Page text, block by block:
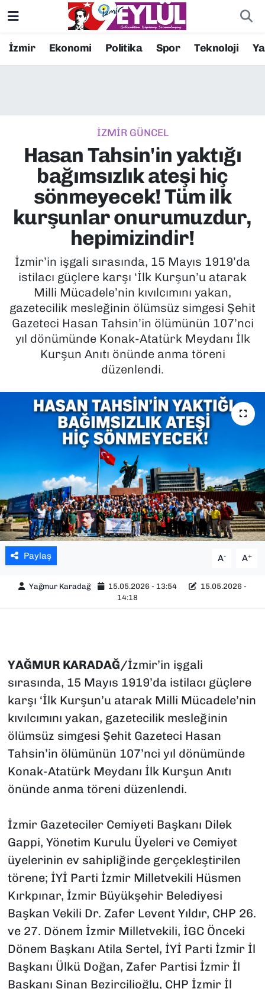
İzmir Ekonomi Politika Spor Teknoloji
İZMİR GÜNCEL
Hasan Tahsin'in yaktığı
bağımsızlık ateşi hiç
sönmeyecek! Tüm ilk
kurşunlar onurumuzdur,
hepimizindir!
İzmir’in işgali sırasında, 15 Mayıs 1919’da
istilacı güçlere karşı ‘İlk Kurşun’u atarak
Milli Mücadele’nin kıvılcımını yakan,
gazetecilik mesleğinin ölümsüz simgesi Şehit
Gazeteci Hasan Tahsin’in ölümünün 107’nci
yıl dönümünde Konak-Atatürk Meydanı İlk
Kurşun Anıtı önünde anma töreni
düzenlendi.
Paylaş A- A+
Yağmur Karadağ 15.05.2026 - 13:54
15.05.2026 -
14:18
YAĞMUR KARADAĞ/İzmir’in işgali
sırasında, 15 Mayıs 1919’da istilacı güçlere
karşı ‘İlk Kurşun’u atarak Milli Mücadele’nin
kıvılcımını yakan, gazetecilik mesleğinin
ölümsüz simgesi Şehit Gazeteci Hasan
Tahsin’in ölümünün 107’nci yıl dönümünde
Konak-Atatürk Meydanı İlk Kurşun Anıtı
önünde anma töreni düzenlendi.
İzmir Gazeteciler Cemiyeti Başkanı Dilek
Gappi, Yönetim Kurulu Üyeleri ve Cemiyet
üyelerinin ev sahipliğinde gerçekleştirilen
törene; İYİ Parti İzmir Milletvekili Hüsmen
Kırkpınar, İzmir Büyükşehir Belediyesi
Başkan Vekili Dr. Zafer Levent Yıldır, CHP 26.
ve 27. Dönem İzmir Milletvekili, İGC Önceki
Dönem Başkanı Atila Sertel, İYİ Parti İzmir İl
Başkanı Ülkü Doğan, Zafer Partisi İzmir İl
Başkanı Sinan Bezircilioğlu, CHP İzmir İl
Resmi İlanlar
EKONOMİ
KÜLTÜR SANAT
MAGAZİN
POLİTİKA
SAĞLIK
SPOR
TEKNOLOJİ
YEREL YÖNETİMLER
Konak Nöbetçi Eczaneler
Süper Lig Puan Durumu ve Fikstür
Tüm Manşetler
Son Dakika Haberleri
Haber Arşivi